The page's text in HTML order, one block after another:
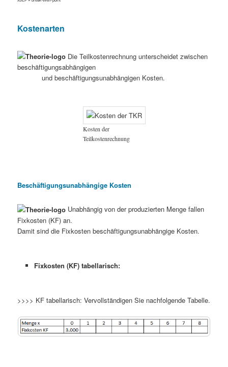
Kostenarten
Die Teilkostenrechnung unterscheidet zwischen
beschäftigungsabhängigen
und beschäftigungsunabhängigen Kosten.
Kosten der
Teilkostenrechnung
Beschäftigungsunabhängige Kosten
Unabhängig von der produzierten Menge fallen
Fixkosten (KF) an.
Damit sind die Fixkosten beschäftigungsunabhängige Kosten.
Fixkosten (KF) tabellarisch:
>>>> KF tabellarisch: Vervollständigen Sie nachfolgende Tabelle.